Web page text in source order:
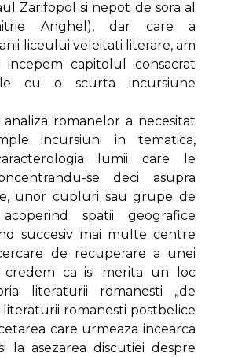
Zarifopol si nepot de sora al
Anghel), dar care a
liceului veleitati literare, am
capitolul consacrat
cu o scurta incursiune
analiza romanelor a necesitat
incursiuni in tematica,
lumii care le
se deci asupra
unor cupluri sau grupe de
spatii geografice
succesiv mai multe centre
de recuperare a unei
credem ca isi merita un loc
literaturii romanesti „de
literaturii romanesti postbelice
care urmeaza incearca
la asezarea discutiei despre